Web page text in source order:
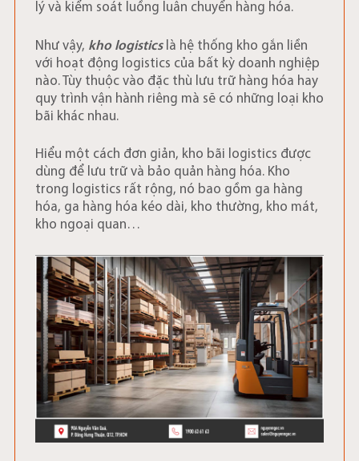
lý và kiểm soát luồng luân chuyển hàng hóa.
Như vậy, kho logisticslà hệ thống kho gắn liền
với hoạt động logistics của bất kỳ doanh nghiệp
nào. Tùy thuộc vào đặc thù lưu trữ hàng hóa hay
quy trình vận hành riêng mà sẽ có những loại kho
bãi khác nhau.
Hiểu một cách đơn giản, kho bãi logistics được
dùng để lưu trữ và bảo quản hàng hóa. Kho
trong logistics rất rộng, nó bao gồm ga hàng
hóa, ga hàng hóa kéo dài, kho thường, kho mát,
kho ngoại quan…